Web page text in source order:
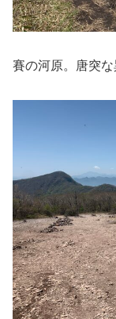
賽の河原。唐突な